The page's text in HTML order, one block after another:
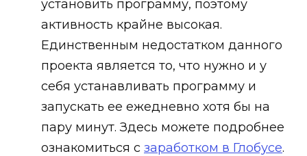
установить программу, поэтому
активность крайне высокая.
Единственным недостатком данного
проекта является то, что нужно и у
себя устанавливать программу и
запускать ее ежедневно хотя бы на
пару минут. Здесь можете подробнее
ознакомиться с заработком в Глобусе.